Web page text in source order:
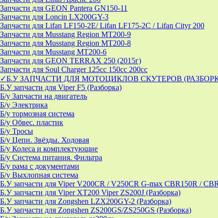
Запчасти для GEON Pantera GN150-11
Запчасти для Loncin LX200GY-3
Запчасти для Lifan LF150-2E/ Lifan LF175-2C / Lifan Cityr 200
Запчасти для Musstang Region MT200-9
Запчасти для Musstang Region MT200-8
Запчасти для Musstang MT200-6
Запчасти для GEON TERRAX 250 (2015г)
Запчасти для Soul Charger 125сс 150cc 200сс
✓Б.У ЗАПЧАСТИ ДЛЯ МОТОЦИКЛОВ СКУТЕРОВ
Б.У запчасти для Viper F5 (Разборка)
Б/у Запчасти на двигатель
Б/у Электрика
Б/у тормозная система
Б/у Обвес. пластик
Б/у Тросы
Б/у Цепи. Звёзды. Ходовая
Б/у Колеса и комплектующие
Б/у Система питания. Фильтра
Б/у рама с документами
Б/у Выхлопная система
Б.У запчасти для Viper V200CR / V250CR G-max CBR150R /
Б.У запчасти для Viper XT200 Viper ZS200J (Разборка)
Б.У запчасти для Zongshen LZX200GY-2 (Разборка)
Б.У запчасти для Zongshen ZS200GS/ZS250GS (Разборка)